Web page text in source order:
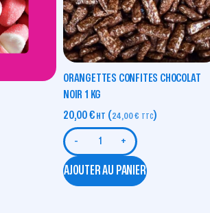
ORANGETTES CONFITES CHOCOLAT
NOIR 1 KG
20,00€ HT (24,00€ TTC)
- +
AJOUTER AU PANIER